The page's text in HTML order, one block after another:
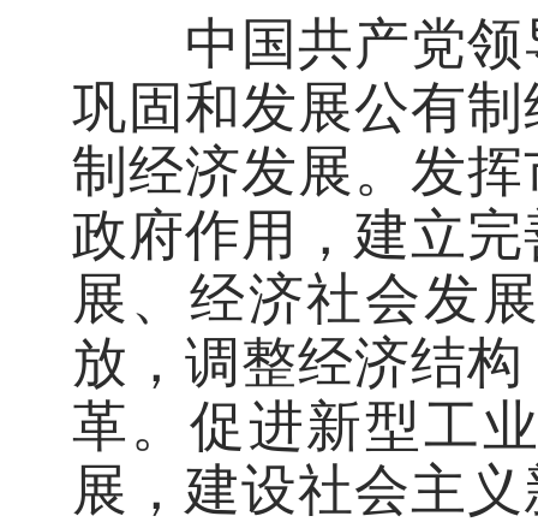
中国共产党领
巩固和发展公有
制经济发展。发
政府作用，建立
展、经济社会发
放，调整经济结
革。促进新型工
展，建设社会主